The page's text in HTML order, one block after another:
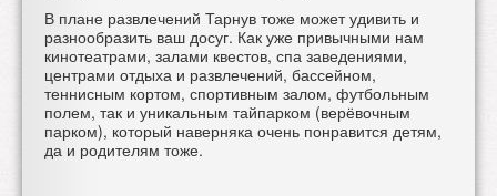
В плане развлечений Тарнув тоже может удивить и
разнообразить ваш досуг. Как уже привычными нам
кинотеатрами, залами квестов, спа заведениями,
центрами отдыха и развлечений, бассейном,
теннисным кортом, спортивным залом, футбольным
полем, так и уникальным тайпарком (верёвочным
парком), который наверняка очень понравится детям,
да и родителям тоже.